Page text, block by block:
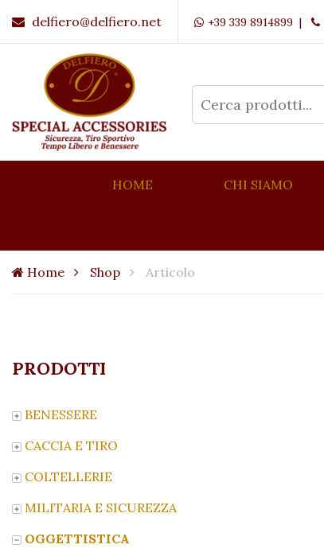
delfiero@delfiero.net +39 339 8914899 |
HOME CHI SIAMO
Home Shop Articolo
PRODOTTI
BENESSERE
CACCIA E TIRO
COLTELLERIE
MILITARIA E SICUREZZA
OGGETTISTICA